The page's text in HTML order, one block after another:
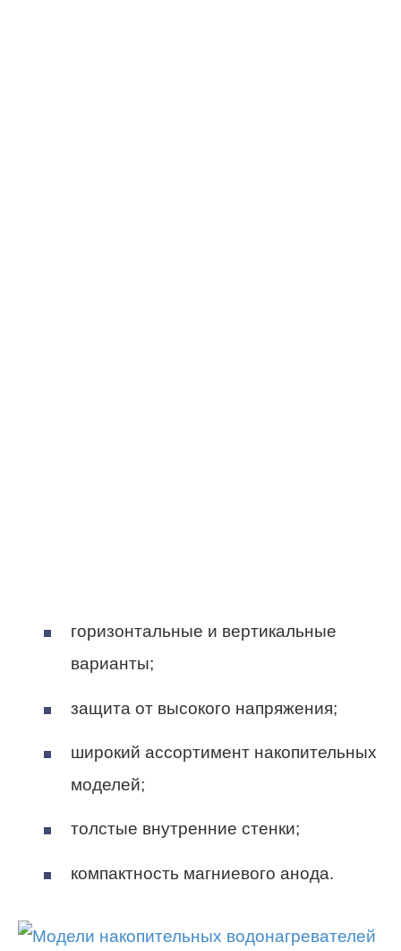
горизонтальные и вертикальные
варианты;
защита от высокого напряжения;
широкий ассортимент накопительных
моделей;
толстые внутренние стенки;
компактность магниевого анода.